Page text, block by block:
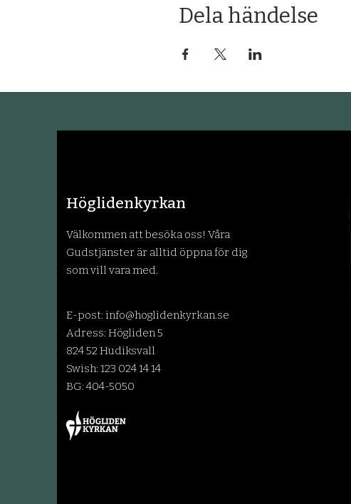
Dela händelse
Höglidenkyrkan
Välkommen att besöka oss! Våra
Gudstjänster är alltid öppna för dig
som vill vara med.
E-post: info@hoglidenkyrkan.se
Adress: Högliden 5
824 52 Hudiksvall
Swish: 123 024 14 14
BG: 404-5050